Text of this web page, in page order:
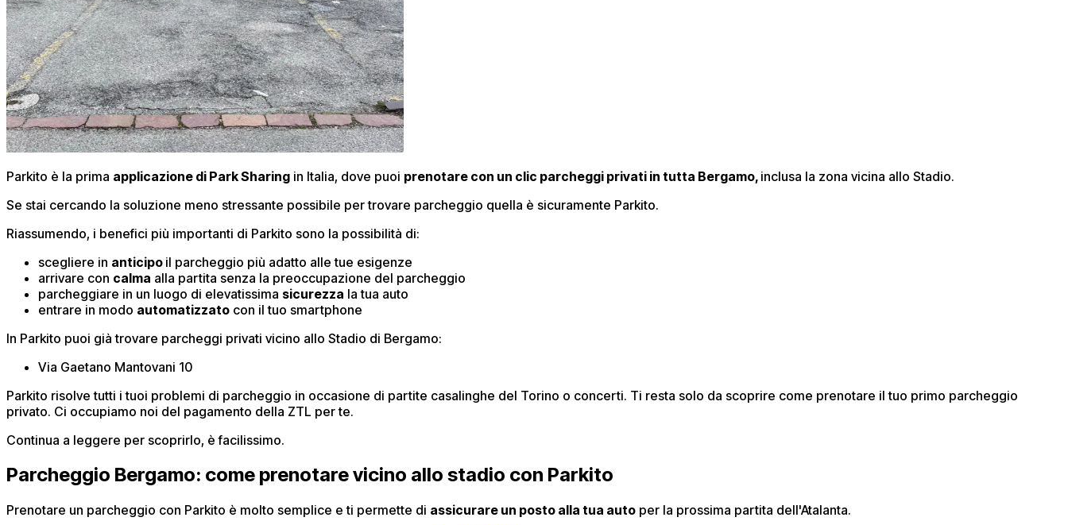
Parkito è la prima applicazione di Park Sharing in Italia, dove puoi prenotare con un clic parcheggi privati in tutta Bergamo, inclusa la zona vicina allo Stadio.
Se stai cercando la soluzione meno stressante possibile per trovare parcheggio quella è sicuramente Parkito.
Riassumendo, i benefici più importanti di Parkito sono la possibilità di:
scegliere in anticipo il parcheggio più adatto alle tue esigenze
arrivare con calma alla partita senza la preoccupazione del parcheggio
parcheggiare in un luogo di elevatissima sicurezza la tua auto
entrare in modo automatizzato con il tuo smartphone
In Parkito puoi già trovare parcheggi privati vicino allo Stadio di Bergamo:
Via Gaetano Mantovani 10
Parkito risolve tutti i tuoi problemi di parcheggio in occasione di partite casalinghe del Torino o concerti. Ti resta solo da scoprire come prenotare il tuo primo parcheggio
privato. Ci occupiamo noi del pagamento della ZTL per te.
Continua a leggere per scoprirlo, è facilissimo.
Parcheggio Bergamo: come prenotare vicino allo stadio con Parkito
Prenotare un parcheggio con Parkito è molto semplice e ti permette di assicurare un posto alla tua auto per la prossima partita dell'Atalanta.